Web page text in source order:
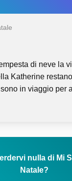
di neve la
Katherine
in viaggio per
nulla di Mi
Natale?